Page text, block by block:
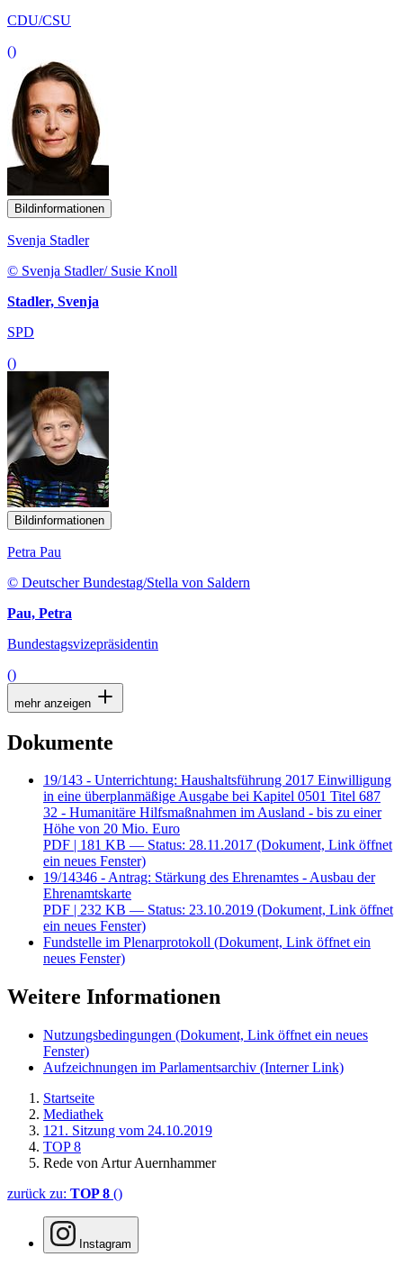
CDU/CSU
()
Bildinformationen
Svenja Stadler
© Svenja Stadler/ Susie Knoll
Stadler, Svenja
SPD
()
Bildinformationen
Petra Pau
© Deutscher Bundestag/Stella von Saldern
Pau, Petra
Bundestagsvizepräsidentin
()
mehr anzeigen
Dokumente
19/143 - Unterrichtung: Haushaltsführung 2017 Einwilligung
in eine überplanmäßige Ausgabe bei Kapitel 0501 Titel 687
32 - Humanitäre Hilfsmaßnahmen im Ausland - bis zu einer
Höhe von 20 Mio. Euro
PDF | 181 KB — Status: 28.11.2017 (Dokument, Link öffnet
ein neues Fenster)
19/14346 - Antrag: Stärkung des Ehrenamtes - Ausbau der
Ehrenamtskarte
PDF | 232 KB — Status: 23.10.2019 (Dokument, Link öffnet
ein neues Fenster)
Fundstelle im Plenarprotokoll (Dokument, Link öffnet ein
neues Fenster)
Weitere Informationen
Nutzungsbedingungen (Dokument, Link öffnet ein neues
Fenster)
Aufzeichnungen im Parlamentsarchiv (Interner Link)
Startseite
Mediathek
121. Sitzung vom 24.10.2019
TOP 8
Rede von Artur Auernhammer
zurück zu: TOP 8 ()
Instagram